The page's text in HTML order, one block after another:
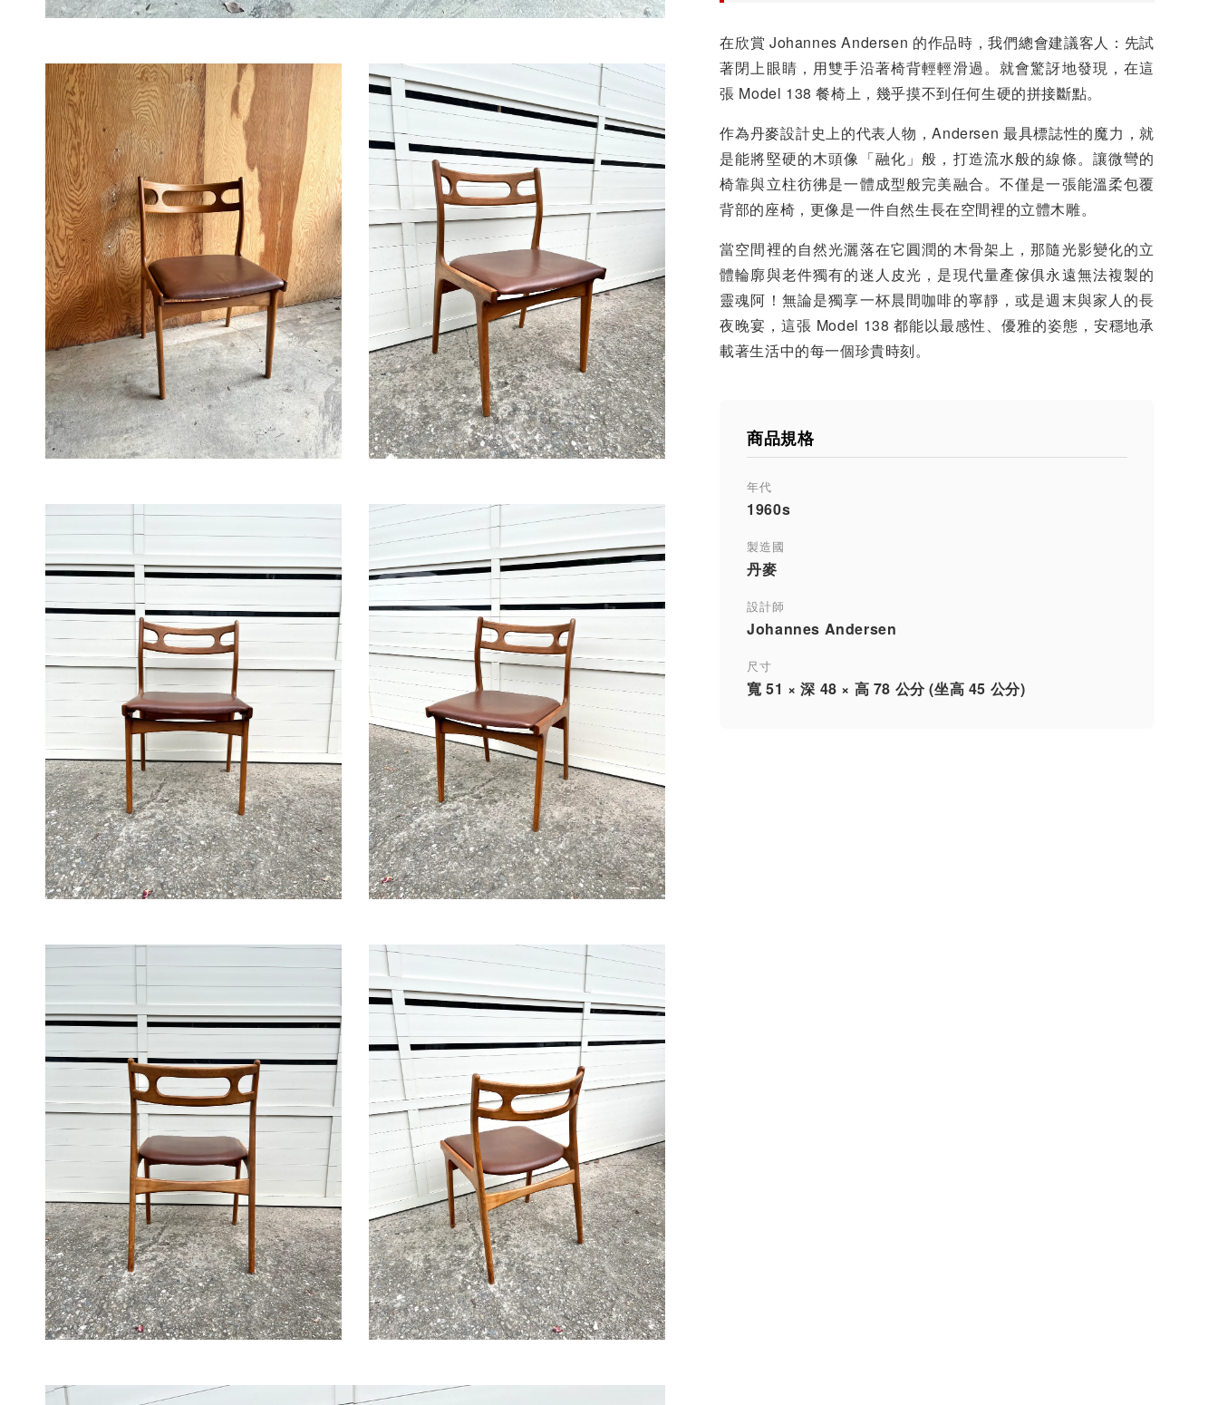
在欣賞 Johannes Andersen 的作品時，我們總會建議客人：先試
著閉上眼睛，用雙手沿著椅背輕輕滑過。就會驚訝地發現，在這
張 Model 138 餐椅上，幾乎摸不到任何生硬的拼接斷點。
作為丹麥設計史上的代表人物，Andersen 最具標誌性的魔力，就
是能將堅硬的木頭像「融化」般，打造流水般的線條。讓微彎的
椅靠與立柱彷彿是一體成型般完美融合。不僅是一張能溫柔包覆
背部的座椅，更像是一件自然生長在空間裡的立體木雕。
當空間裡的自然光灑落在它圓潤的木骨架上，那隨光影變化的立
體輪廓與老件獨有的迷人皮光，是現代量產傢俱永遠無法複製的
靈魂阿！無論是獨享一杯晨間咖啡的寧靜，或是週末與家人的長
夜晚宴，這張 Model 138 都能以最感性、優雅的姿態，安穩地承
載著生活中的每一個珍貴時刻。
商品規格
年代
1960s
製造國
丹麥
設計師
Johannes Andersen
尺寸
寬 51 × 深 48 × 高 78 公分 (坐高 45 公分)